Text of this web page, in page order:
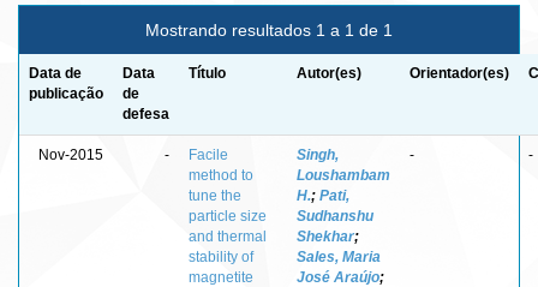
Mostrando resultados 1 a 1 de 1
Data de
publicação
Data
de
defesa
Título Autor(es) Orientador(es)
Nov-2015 -
Facile
method to
tune the
particle size
and thermal
stability of
magnetite
Singh,
Loushambam
H.; Pati,
Sudhanshu
Shekhar;
Sales, Maria
José Araújo;
- -